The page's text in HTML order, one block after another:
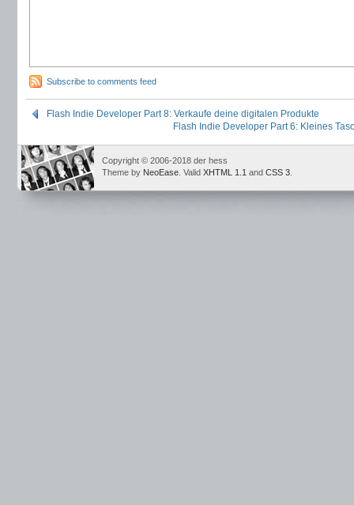
Subscribe to comments feed
Flash Indie Developer Part 8: Verkaufe deine digitalen Produkte
Flash Indie Developer Part 6: Kleines
Copyright © 2006-2018 der hess
Theme by NeoEase . Valid XHTML 1.1 and CSS 3